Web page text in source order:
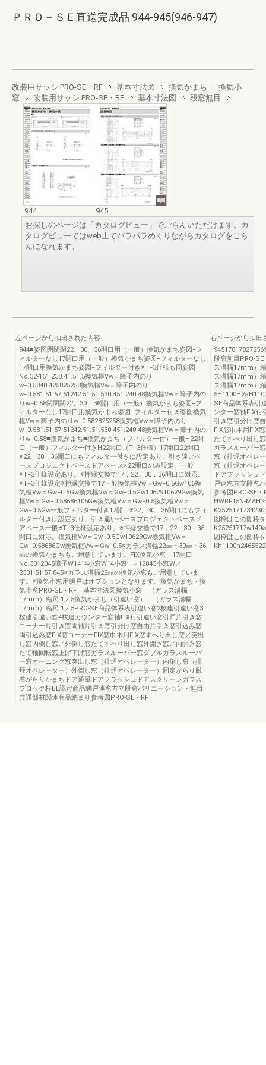
ＰＲＯ－ＳＥ直送完成品 944-945(946-947)
改装用サッシ PRO-SE・RF 基本寸法図
換気かまち ・ 換気小
窓
改装用サッシ PRO-SE・RF 基本寸法図 段窓無目
944
945
お探しのページは「カタログビュー」でごらんいただけます。カ
タログビューではweb上でパラパラめくりながらカタログをごら
んになれます。
左ページから抽出された内容
944■姿図閉閉閉22、30、36開口用（一般）換気かまち姿図−フ
ィルターなし17開口用（一般）換気かまち姿図−フィルターなし
17開口用換気かまち姿図−フィルター付き※T−3仕様も同姿図
No.32-151.230.41.51.5換気框Vw＝障子内のり
w−0.5840.425825258換気框Vw＝障子内のり
w−0.581.51.57.51242.51.51.530.451.240.48換気框Vw＝障子内の
りw−0.58閉閉閉22、30、36開口用（一般）換気かまち姿図−フ
ィルターなし17開口用換気かまち姿図−フィルター付き姿図換気
框Vw＝障子内のりw−0.582825258換気框Vw＝障子内のり
w−0.581.51.57.51242.51.51.530.451.240.48換気框Vw＝障子内の
りw−0.58■換気かまち■換気かまち（フィルター付）一般H22開
口（一般）フィルター付きH22開口（T−3仕様）17開口22開口
※22、30、36開口にもフィルター付きは設定あり。引き違いベ
ースプロジェクトベースドアベース※22開口のみ設定。一般
※T−3仕様設定あり。※押縁交換で17，22，30，36開口に対応。
※T−3仕様設定※押縁交換で17一般換気框Vw＝Gw−0.5Gw106換
気框Vw＝Gw−0.5Gw換気框Vw＝Gw−0.5Gw1062910629Gw換気
框Vw＝Gw−0.58686106Gw換気框Vw＝Gw−0.5換気框Vw＝
Gw−0.5Gw一般フィルター付き17開口※22、30、36開口にもフィ
ルター付きは設定あり。引き違いベースプロジェクトベースド
アベース一般※T−3仕様設定あり。※押縁交換で17，22，30，36
開口に対応。換気框Vw＝Gw−0.5Gw10629Gw換気框Vw＝
Gw−0.58686Gw換気框Vw＝Gw−0.5※ガラス溝幅22㎜・30㎜・36
㎜の換気かまちもご用意しています。FIX換気小窓 17開口
No.3312045障子W1414小窓W14小窓H＝12045小窓W／
2301.51.57.845※ガラス溝幅22㎜の換気小窓もご用意していま
す。※換気小窓用網戸はオプションとなります。換気かまち・換
気小窓PRO-SE・RF 基本寸法図換気小窓 （ガラス溝幅
17mm）縮尺:1／5換気かまち（引違い窓） （ガラス溝幅
17mm）縮尺:1／5PRO-SE商品体系表引違い窓2枚建引違い窓3
枚建引違い窓4枚建カウンター窓袖FIX付引違い窓引戸片引き窓
コーナー片引き窓両袖片引き窓引分け窓自由片引き窓引込み窓
両引込み窓FIX窓コーナーFIX窓巾木用FIX窓すべり出し窓／突出
し窓内倒し窓／外倒し窓たてすべり出し窓外開き窓／内開き窓
たて軸回転窓上げ下げ窓ガラスルーバー窓ダブルガラスルーバ
ー窓オーニング窓突出し窓（排煙オペレーター）内倒し窓（排
煙オペレーター）外倒し窓（排煙オペレーター）固定がらり脱
着がらりかまちドア通風ドアフラッシュドアスクリーンガラス
ブロック枠BL認定商品網戸連窓方立段窓バリエーション・無目
共通部材関連商品納まり参考図PRO-SE・RF
右ページから抽出
段窓無目PRO-
ス溝幅17mm）
ス溝幅17mm）
ス溝幅17mm）
SE商品体系表引
ンター窓袖FIX付
引き窓引分け窓
FIX窓巾木用FIX
たてすべり出し
ガラスルーバー
窓（排煙オペレ
窓（排煙オペレ
ドアフラッシュ
戸連窓方立段窓
参考図PRO-SE
HWRF15N-
図枠はこの図枠
図枠はこの図枠